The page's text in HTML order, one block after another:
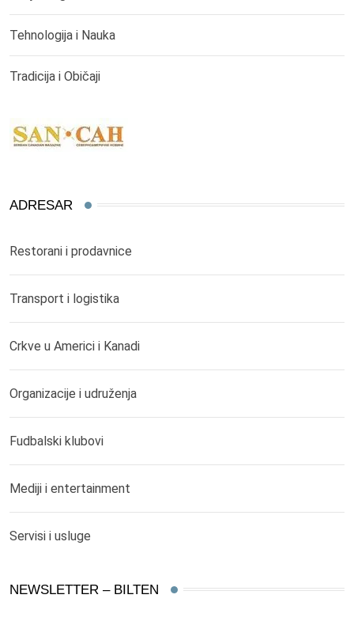
Tehnologija i Nauka
Tradicija i Običaji
ADRESAR
Restorani i prodavnice
Transport i logistika
Crkve u Americi i Kanadi
Organizacije i udruženja
Fudbalski klubovi
Mediji i entertainment
Servisi i usluge
NEWSLETTER – BILTEN